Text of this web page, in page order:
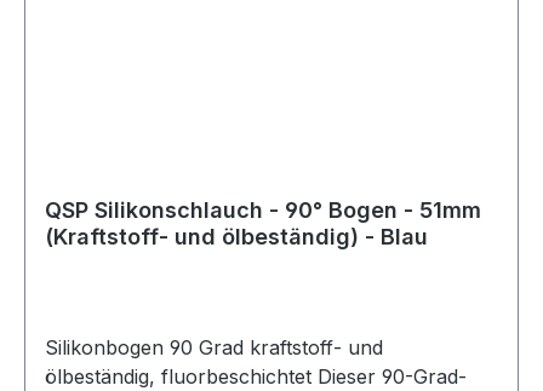
QSP Silikonschlauch - 90° Bogen - 51mm
(Kraftstoff- und ölbeständig) - Blau
Silikonbogen 90 Grad kraftstoff- und
ölbeständig, fluorbeschichtet Dieser 90-Grad-